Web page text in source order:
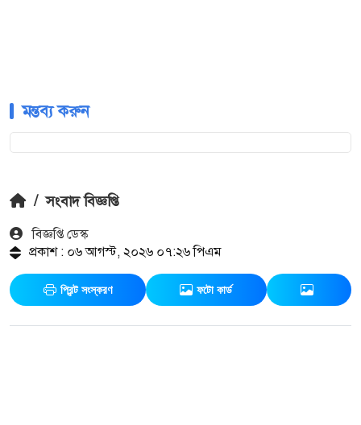
মন্তব্য করুন
/ সংবাদ বিজ্ঞপ্তি
বিজ্ঞপ্তি ডেস্ক
প্রকাশ : ০৬ আগস্ট, ২০২৬ ০৭:২৬ পিএম
প্রিন্ট সংস্করণ ফটো কার্ড